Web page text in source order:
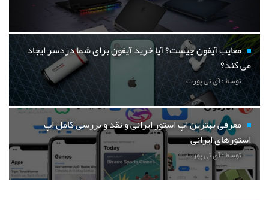
معایب آیفون چیست؟ آیا خرید آیفون برای شما دردسر ایجاد
می کند؟
توسط : آی تی پورت
معرفی بهترین اپ استور ایرانی و نقد و بررسی کامل اپ
استورهای ایرانی
توسط : آی تی پورت